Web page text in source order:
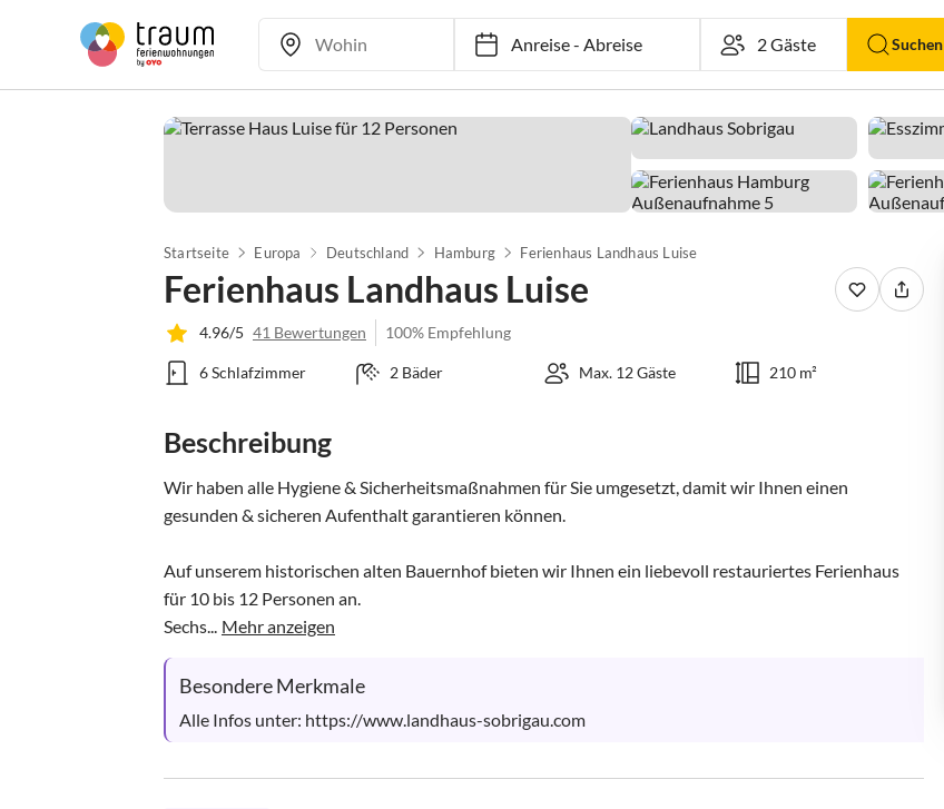
Anreise-Abreise Suchen
Startseite Europa Deutschland Hamburg Ferienhaus Landhaus Luise
Ferienhaus Landhaus Luise
4.96/5 41 Bewertungen 100% Empfehlung
6 Schlafzimmer 2 Bäder Max. 12 Gäste 210 m²
Beschreibung
Wir haben alle Hygiene & Sicherheitsmaßnahmen für Sie umgesetzt, damit wir Ihnen einen
gesunden & sicheren Aufenthalt garantieren können.
Auf unserem historischen alten Bauernhof bieten wir Ihnen ein liebevoll restauriertes Ferienhaus
für 10 bis 12 Personen an.
Sechs... Mehr anzeigen
Besondere Merkmale
Alle Infos unter: https://www.landhaus-sobrigau.com